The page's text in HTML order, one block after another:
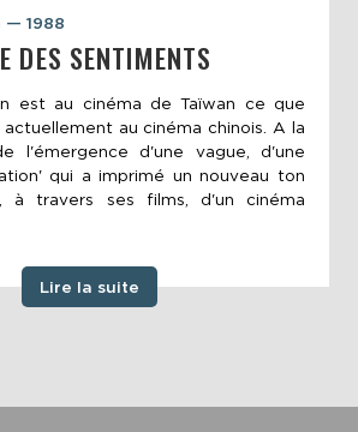
— 1988
DES SENTIMENTS
est au cinéma de Taïwan ce que
au cinéma chinois. A la
l'émergence d'une vague, d'une
qui a imprimé un nouveau ton
à travers ses films, d'un cinéma
Lire la suite